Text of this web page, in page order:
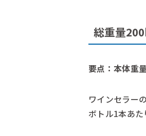
総重量
要点：本体重
ワインセラー
ボトル1本あ